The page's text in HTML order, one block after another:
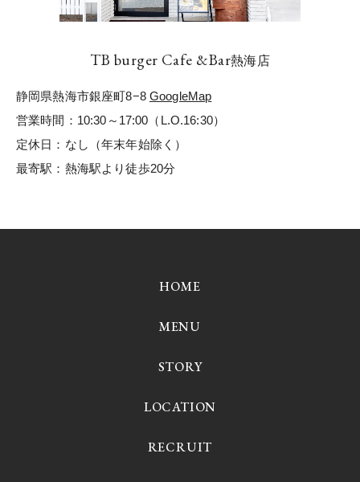
TB burger Cafe &Bar熱海店
静岡県熱海市銀座町8−8 GoogleMap
営業時間：10:30～17:00（L.O.16:30）
定休日：なし（年末年始除く）
最寄駅：熱海駅より徒歩20分
HOME
MENU
STORY
LOCATION
RECRUIT